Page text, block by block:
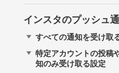
インスタのプッシュ
すべての通知を受け取
特定アカウントの投稿
知のみ受け取る設定